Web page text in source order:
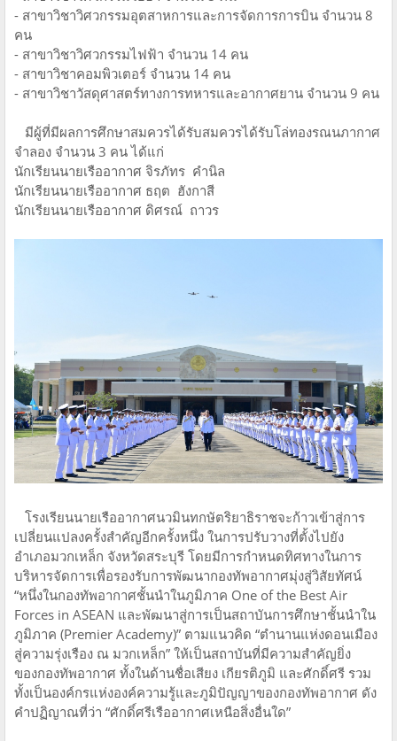
- สาขาวิชาวิศวกรรมอุตสาหการและการจัดการการบิน จำนวน 8
คน
- สาขาวิชาวิศวกรรมไฟฟ้า จำนวน 14 คน
- สาขาวิชาคอมพิวเตอร์ จำนวน 14 คน
- สาขาวิชาวัสดุศาสตร์ทางการทหารและอากาศยาน จำนวน 9 คน
มีผู้ที่มีผลการศึกษาสมควรได้รับสมควรได้รับโล่ทองรณนภากาศ
จำลอง จำนวน 3 คน ได้แก่
นักเรียนนายเรืออากาศ จิรภัทร คำนิล
นักเรียนนายเรืออากาศ ธฤต ฮังกาสี
นักเรียนนายเรืออากาศ ดิศรณ์ ถาวร
โรงเรียนนายเรืออากาศนวมินทกษัตริยาธิราชจะก้าวเข้าสู่การ
เปลี่ยนแปลงครั้งสำคัญอีกครั้งหนึ่ง ในการปรับวางที่ตั้งไปยัง
อำเภอมวกเหล็ก จังหวัดสระบุรี โดยมีการกำหนดทิศทางในการ
บริหารจัดการเพื่อรองรับการพัฒนากองทัพอากาศมุ่งสู่วิสัยทัศน์
“หนึ่งในกองทัพอากาศชั้นนำในภูมิภาค One of the Best Air
Forces in ASEAN และพัฒนาสู่การเป็นสถาบันการศึกษาชั้นนำใน
ภูมิภาค (Premier Academy)” ตามแนวคิด “ตำนานแห่งดอนเมือง
สู่ความรุ่งเรือง ณ มวกเหล็ก” ให้เป็นสถาบันที่มีความสำคัญยิ่ง
ของกองทัพอากาศ ทั้งในด้านชื่อเสียง เกียรติภูมิ และศักดิ์ศรี รวม
ทั้งเป็นองค์กรแห่งองค์ความรู้และภูมิปัญญาของกองทัพอากาศ ดัง
คำปฏิญาณที่ว่า “ศักดิ์ศรีเรืออากาศเหนือสิ่งอื่นใด”